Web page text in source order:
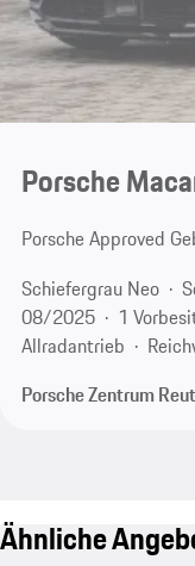
Porsche
Porsche Approved
Schiefergrau Neo
08/2025
1
Allradantrieb
Porsche Zentrum
Ähnliche